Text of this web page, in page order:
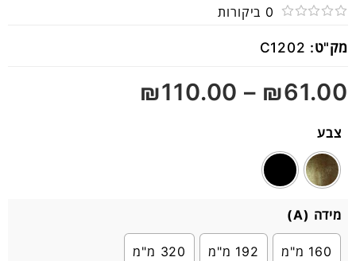
0
5
0 ביקורות
מק"ט: C1202
₪61.00
–
₪110.00
צבע
מידה (A)
160 מ"מ 192 מ"מ 320 מ"מ